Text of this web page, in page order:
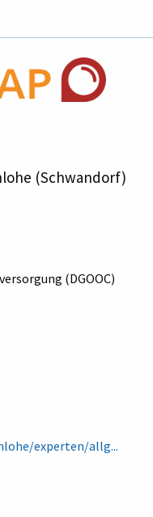
(Schwandorf)
(DGOOC)
experten/allg...